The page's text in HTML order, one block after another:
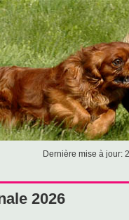
Dernière mise à jour:
2026